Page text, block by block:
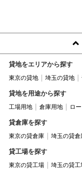
貸地をエリアから探す
東京の貸地 埼玉の貸地
貸地を用途から探す
工場用地 倉庫用地 ロ
貸倉庫を探す
東京の貸倉庫 埼玉の貸倉
貸工場を探す
東京の貸工場 埼玉の貸工